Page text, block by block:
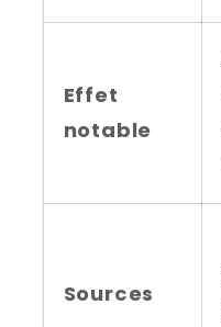
Effet
notable
Sources